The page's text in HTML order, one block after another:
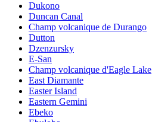
Dukono
Duncan Canal
Champ volcanique de Durango
Dutton
Dzenzursky
E-San
Champ volcanique d'Eagle Lake
East Diamante
Easter Island
Eastern Gemini
Ebeko